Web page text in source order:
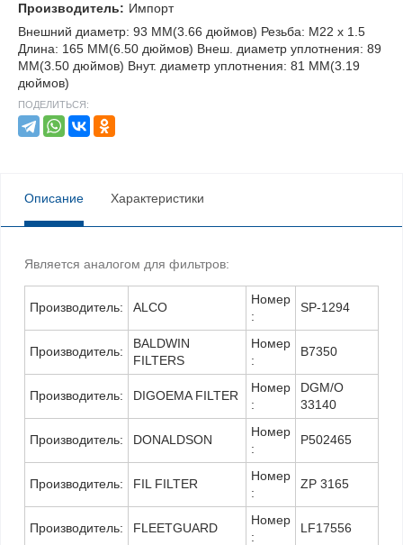
Производитель: Импорт
Внешний диаметр: 93 MM(3.66 дюймов) Резьба: M22 x 1.5
Длина: 165 MM(6.50 дюймов) Внеш. диаметр уплотнения: 89
MM(3.50 дюймов) Внут. диаметр уплотнения: 81 MM(3.19
дюймов)
ПОДЕЛИТЬСЯ:
Описание Характеристики
Является аналогом для фильтров:
Производитель: ALCO
Номер
:
SP-1294
Производитель:
BALDWIN
FILTERS
Номер
:
B7350
Производитель: DIGOEMA FILTER
Номер
:
DGM/O
33140
Производитель: DONALDSON
Номер
:
P502465
Производитель: FIL FILTER
Номер
:
ZP 3165
Производитель: FLEETGUARD
Номер
:
LF17556